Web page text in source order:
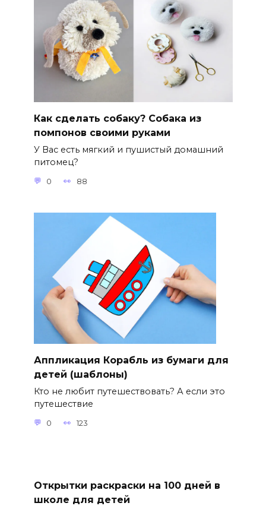
Как сделать собаку? Собака из
помпонов своими руками
У Вас есть мягкий и пушистый домашний
питомец?
0 88
Аппликация Корабль из бумаги для
детей (шаблоны)
Кто не любит путешествовать? А если это
путешествие
0 123
Открытки раскраски на 100 дней в
школе для детей